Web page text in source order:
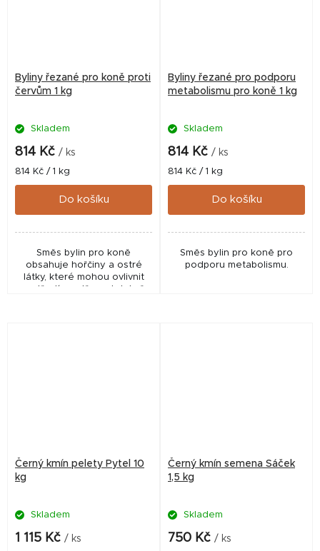
Byliny řezané pro koně proti
červům 1 kg
Skladem
814 Kč / ks
Měrná
cena:
814 Kč / 1 kg
Do košíku
Směs bylin pro koně
obsahuje hořčiny a ostré
látky, které mohou ovlivnit
prostředí ve střevech tak, že
Byliny řezané pro podporu
metabolismu pro koně 1 kg
Skladem
814 Kč / ks
Měrná
cena:
814 Kč / 1 kg
Do košíku
Směs bylin pro koně pro
podporu metabolismu.
Černý kmín pelety Pytel 10
kg
Skladem
1 115 Kč / ks
Černý kmín semena Sáček
1,5 kg
Skladem
750 Kč / ks